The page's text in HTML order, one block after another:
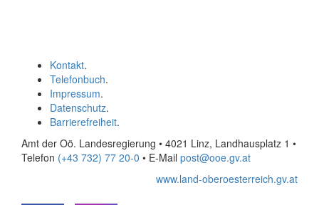
Kontakt.
Telefonbuch.
Impressum.
Datenschutz.
Barrierefreiheit.
Amt der Oö. Landesregierung • 4021 Linz, Landhausplatz 1 •
Telefon (+43 732) 77 20-0 • E-Mail post@ooe.gv.at
www.land-oberoesterreich.gv.at